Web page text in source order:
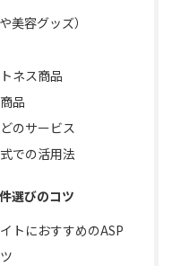
美容グッズ）
ネス商品
品
のサービス
での活用法
選びのコツ
トにおすすめのASP